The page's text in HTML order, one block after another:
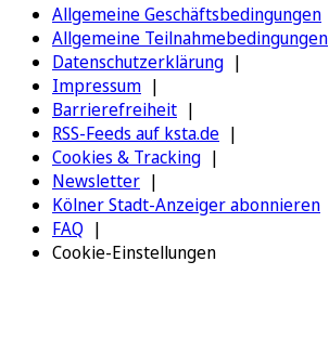
Allgemeine Geschäftsbedingungen
Allgemeine Teilnahmebedingungen
Datenschutzerklärung
Impressum
Barrierefreiheit
RSS-Feeds auf ksta.de
Cookies & Tracking
Newsletter
Kölner Stadt-Anzeiger abonnieren
FAQ
Cookie-Einstellungen